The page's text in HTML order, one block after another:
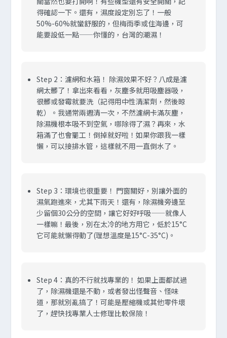
得確認一下。還有，濕度設定別忘了！一般
50%-60%就蠻舒服的，但梅雨季或住海邊，可
能要設低一點——你懂的，台灣的潮濕！
Step 2：濾網和水箱！ 除濕效果不好？八成是濾
網太髒了！拿出來看看，灰塵多就用吸塵器吸，
很髒或發霉就要洗（記得用中性清潔劑，然後晾
乾）。我通常兩週清一次，不然濾網卡滿灰塵，
除濕機根本吸不到空氣，哪除得了濕？再來，水
箱滿了也會罷工！倒掉就好啦！如果你跟我一樣
懶，可以接排水管，這樣就不用一直倒水了。
Step 3：環境也很重要！ 門窗關好，別讓外面的
濕氣跑進來，尤其下雨天！還有，除濕機旁邊至
少留個30公分的空間，讓它好好呼吸——就像人
一樣嘛！最後，別在太冷的地方用它，低於15°C
它可能就懶得動了(理想溫度是15°C-35°C)。
Step 4：真的不行就找專業的！ 如果上面都試過
了，除濕機還是不動，或者發出怪聲音、怪味
道，那就別亂搞了！可能是壓縮機或其他零件壞
了，趕快找專業人士修理比較保險！